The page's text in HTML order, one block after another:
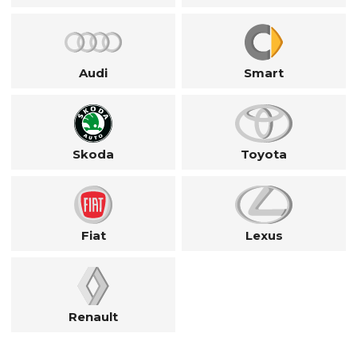
Audi Smart
Skoda Toyota
Fiat Lexus
Renault